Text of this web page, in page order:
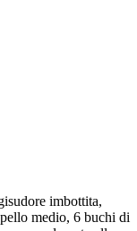
imbottita,
medio, 6 buchi di